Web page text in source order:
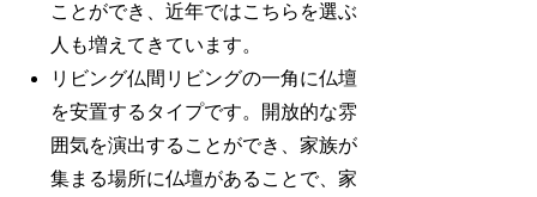
ことができ、近年ではこちらを選ぶ
人も増えてきています。
リビング仏間リビングの一角に仏壇
を安置するタイプです。開放的な雰
囲気を演出することができ、家族が
集まる場所に仏壇があることで、家